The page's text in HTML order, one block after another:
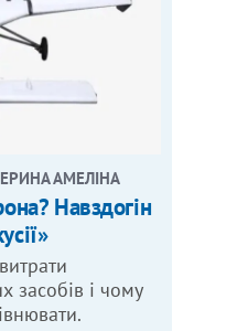
АМЕЛІНА
Навздогін
засобів і чому